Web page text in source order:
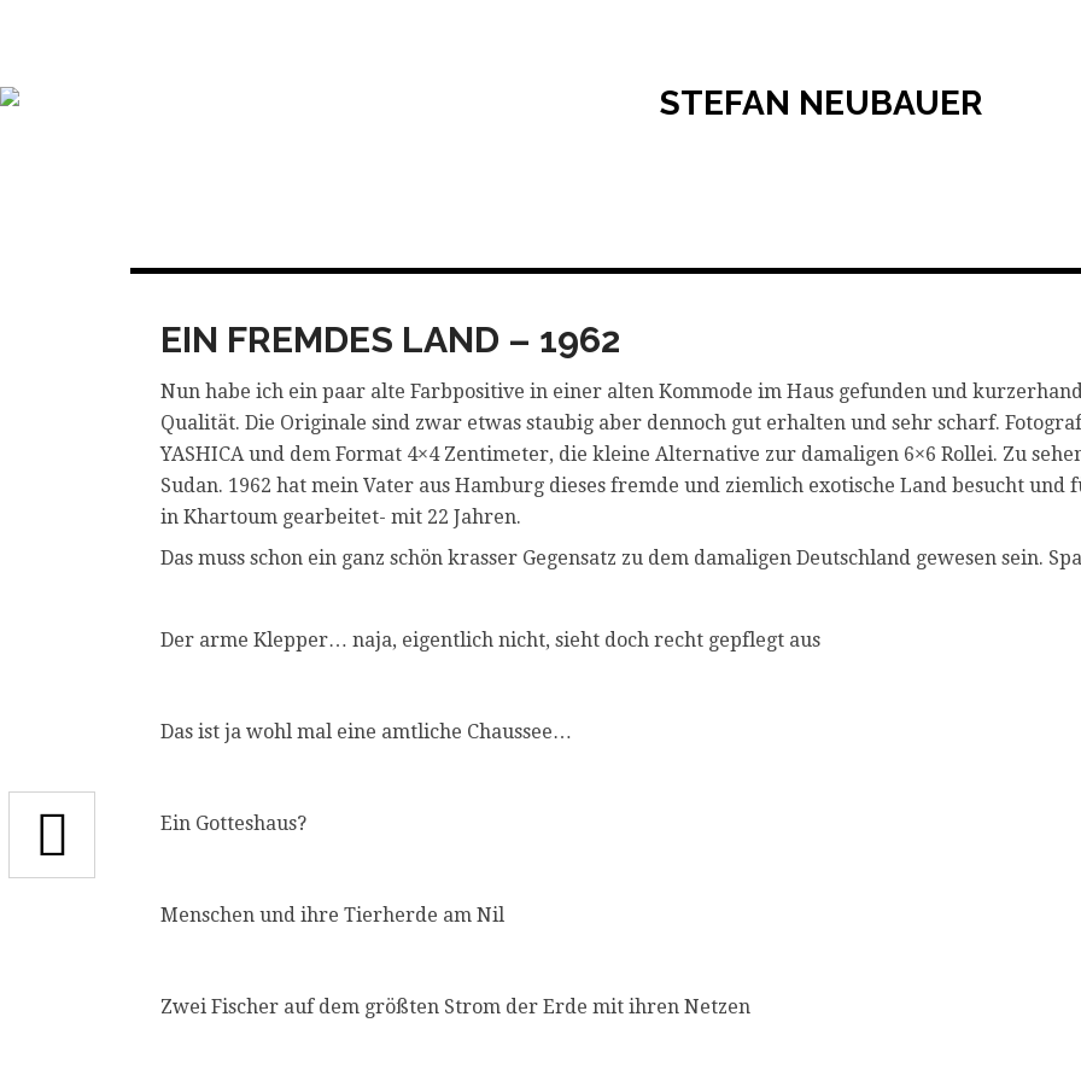
EIN FREMDES LAND – 1962
Nun habe ich ein paar alte Farbpositive in einer alten Kommode im Haus gefunden und
Qualität. Die Originale sind zwar etwas staubig aber dennoch gut erhalten und sehr scharf.
YASHICA und dem Format 4×4 Zentimeter, die kleine Alternative zur damaligen 6×6 Rollei. Zu
Sudan. 1962 hat mein Vater aus Hamburg dieses fremde und ziemlich exotische Land besucht
in Khartoum gearbeitet- mit 22 Jahren.
Das muss schon ein ganz schön krasser Gegensatz zu dem damaligen Deutschland gewesen sein.
Der arme Klepper… naja, eigentlich nicht, sieht doch recht gepflegt aus
Das ist ja wohl mal eine amtliche Chaussee…
Ein Gotteshaus?
Menschen und ihre Tierherde am Nil
Zwei Fischer auf dem größten Strom der Erde mit ihren Netzen